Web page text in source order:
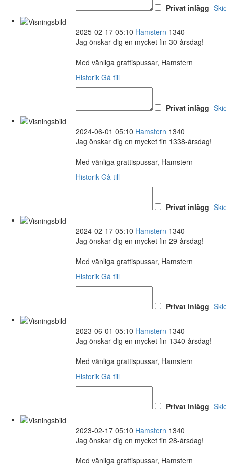
Privat inlägg
2025-02-17 05:10 Hamstern 1340
Jag önskar dig en mycket fin 30-årsdag!
Med vänliga grattispussar, Hamstern
Historik Gå till
Privat inlägg
2024-06-01 05:10 Hamstern 1340
Jag önskar dig en mycket fin 1338-årsdag!
Med vänliga grattispussar, Hamstern
Historik Gå till
Privat inlägg
2024-02-17 05:10 Hamstern 1340
Jag önskar dig en mycket fin 29-årsdag!
Med vänliga grattispussar, Hamstern
Historik Gå till
Privat inlägg
2023-06-01 05:10 Hamstern 1340
Jag önskar dig en mycket fin 1340-årsdag!
Med vänliga grattispussar, Hamstern
Historik Gå till
Privat inlägg
2023-02-17 05:10 Hamstern 1340
Jag önskar dig en mycket fin 28-årsdag!
Med vänliga grattispussar, Hamstern